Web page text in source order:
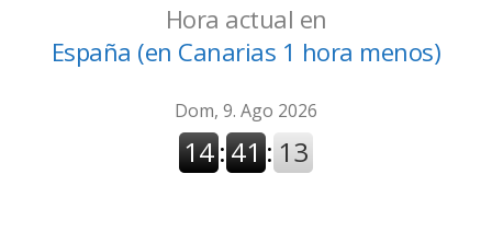
Hora actual en
España (en Canarias 1 hora menos)